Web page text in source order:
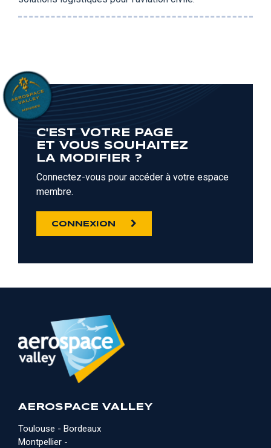
C'EST VOTRE PAGE
ET VOUS SOUHAITEZ
LA MODIFIER ?
Connectez-vous pour accéder à votre espace
membre.
CONNEXION
AEROSPACE VALLEY
Toulouse - Bordeaux
Montpellier -